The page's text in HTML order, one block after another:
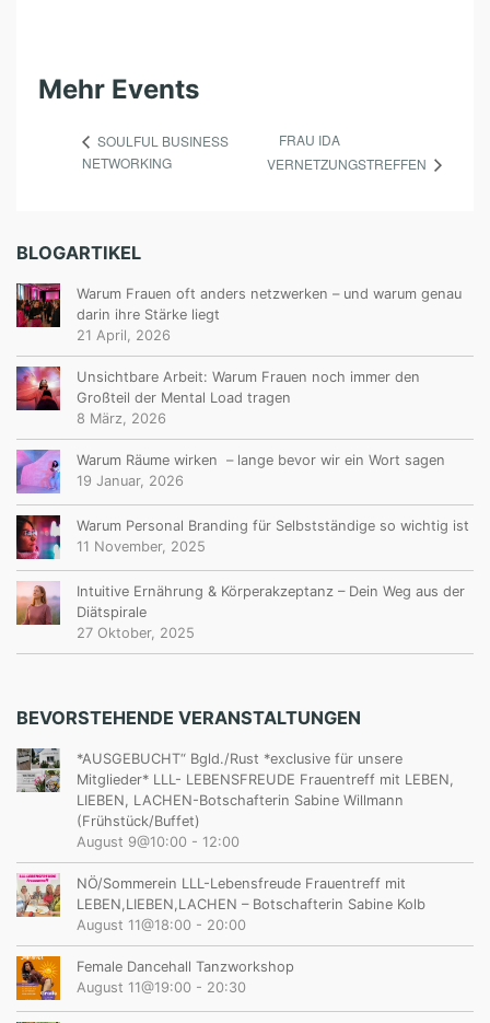
)
Mehr Events
SOULFUL BUSINESS
NETWORKING
FRAU IDA
VERNETZUNGSTREFFEN
BLOGARTIKEL
Warum Frauen oft anders netzwerken – und warum genau
darin ihre Stärke liegt
21 April, 2026
Unsichtbare Arbeit: Warum Frauen noch immer den
Großteil der Mental Load tragen
8 März, 2026
Warum Räume wirken – lange bevor wir ein Wort sagen
19 Januar, 2026
Warum Personal Branding für Selbstständige so wichtig ist
11 November, 2025
Intuitive Ernährung & Körperakzeptanz – Dein Weg aus der
Diätspirale
27 Oktober, 2025
BEVORSTEHENDE VERANSTALTUNGEN
*AUSGEBUCHT“ Bgld./Rust *exclusive für unsere
Mitglieder* LLL- LEBENSFREUDE Frauentreff mit LEBEN,
LIEBEN, LACHEN-Botschafterin Sabine Willmann
(Frühstück/Buffet)
August 9@10:00 - 12:00
NÖ/Sommerein LLL-Lebensfreude Frauentreff mit
LEBEN,LIEBEN,LACHEN – Botschafterin Sabine Kolb
August 11@18:00 - 20:00
Female Dancehall Tanzworkshop
August 11@19:00 - 20:30